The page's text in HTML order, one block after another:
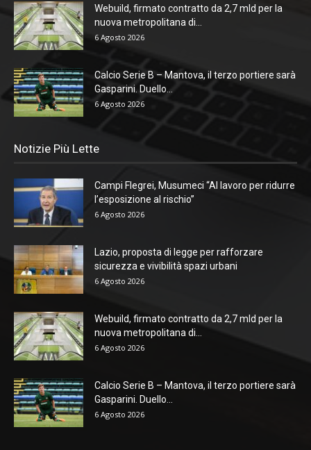
Webuild, firmato contratto da 2,7 mld per la
nuova metropolitana di...
6 Agosto 2026
Calcio Serie B – Mantova, il terzo portiere sarà
Gasparini. Duello...
6 Agosto 2026
Notizie Più Lette
Campi Flegrei, Musumeci “Al lavoro per ridurre
l’esposizione al rischio”
6 Agosto 2026
Lazio, proposta di legge per rafforzare
sicurezza e vivibilità spazi urbani
6 Agosto 2026
Webuild, firmato contratto da 2,7 mld per la
nuova metropolitana di...
6 Agosto 2026
Calcio Serie B – Mantova, il terzo portiere sarà
Gasparini. Duello...
6 Agosto 2026